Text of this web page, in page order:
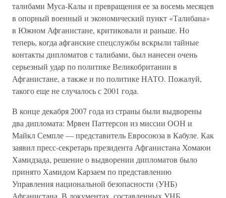
талибами Муса-Калы и превращения ее за восемь месяцев
в опорный военный и экономический пункт «Талибана»
в Южном Афганистане, критиковали и раньше. Но
теперь, когда афганские спецслужбы вскрыли тайные
контакты дипломатов с талибами, был нанесен очень
серьезный удар по политике Великобритании в
Афганистане, а также и по политике НАТО. Пожалуй,
такого еще не случалось с 2001 года.
В конце декабря 2007 года из страны были выдворены
два дипломата: Мрвен Паттерсон из миссии ООН и
Майкл Семпле — представитель Евросоюза в Кабуле. Как
заявил пресс-секретарь президента Афганистана Хомаюн
Хамидзада, решение о выдворении дипломатов было
принято Хамидом Карзаем по представлению
Управления национальной безопасности (УНБ)
Афганистана. В документах, составленных УНБ,